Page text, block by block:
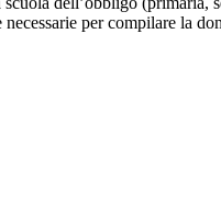
per compilare la